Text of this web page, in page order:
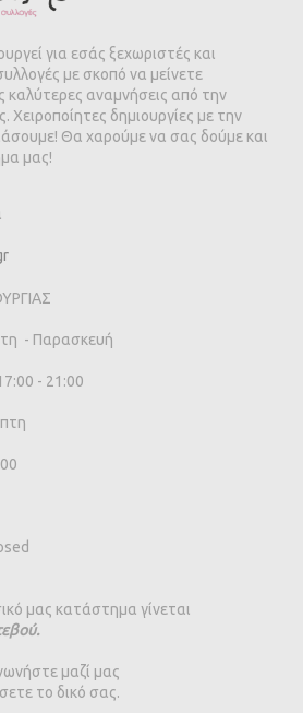
για εσάς ξεχωριστές και
με σκοπό να μείνετε
καλύτερες αναμνήσεις από την
Χειροποίητες δημιουργίες με την
Θα χαρούμε να σας δούμε και
μας!
- Παρασκευή
- 21:00
μας κατάστημα γίνεται
μαζί μας
το δικό σας.